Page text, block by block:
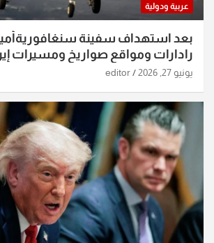
عربية ودولية
بعد استهداف سفينة
رادارات ومواقع صواريخ ومسيرات
الساعات الماضية
يونيو 27, 2026 editor